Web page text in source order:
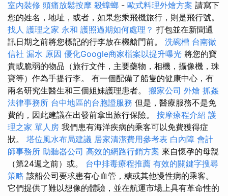
室內裝修 頭痛放鬆按摩 殺蟑螂 - 歐式料理外燴方案 請寫下
您的姓名，地址，或者，如果您乘飛機旅行，則是飛行號。
找人 護理之家 永和 護照過期如何處理？ 打包並在新聞通
訊日期之前將您標記的行李放在機艙門前。 洗碗槽 台南徵
信社 漏水 原因 優化Google商家檔案以提升曝光 將您的寶
貴或脆弱的物品（旅行文件，主要藥物，相機，攝像機，珠
寶等）作為手提行李。 有一個配備了船隻的健康中心，有
兩名研究生醫生和三個姐妹護理患者。 搬家公司 外燴 抓姦
法律事務所 台中地區的台胞證服務 但是，醫療服務不是免
費的，因此建議在出發前拿出旅行保險。 按摩療程介紹 護
理之家 單人房 我們患有海洋疾病的乘客可以免費獲得症
狀。 塔位風水布局建議 居家清潔費用參考表 白內障 會計
師事務所 助聽器公司 高效的網路行銷方案 來自懷孕的母親
（第24週之前）或。 台中排毒療程推薦 有效的關鍵字搜尋
策略 該船公司要求患有心血管，糖或其他慢性病的乘客。
它們提供了難以想像的體驗，並在航運市場上具有革命性的